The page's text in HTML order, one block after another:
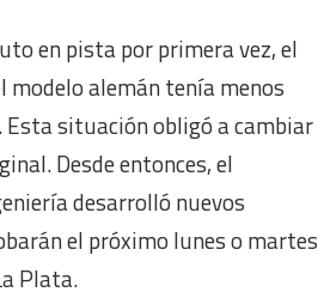
en pista por primera vez, el
modelo alemán tenía menos
Esta situación obligó a cambiar
Desde entonces, el
desarrolló nuevos
el próximo lunes o martes
Plata.